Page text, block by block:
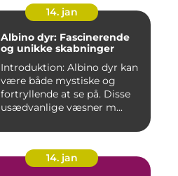
14. jan
Albino dyr: Fascinerende
og unikke skabninger
Introduktion: Albino dyr kan
være både mystiske og
fortryllende at se på. Disse
usædvanlige væsner m...
14. jan